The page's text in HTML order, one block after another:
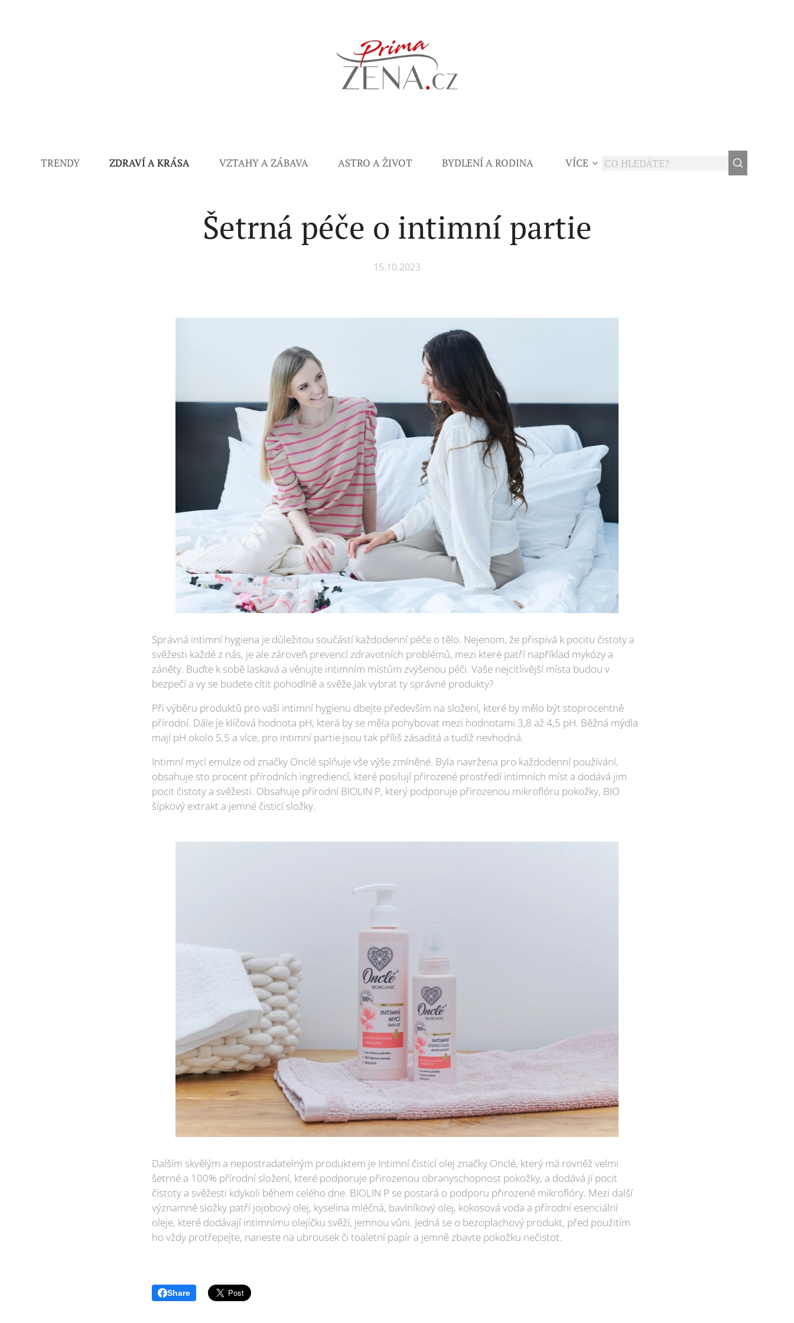
TRENDY ZDRAVÍ A KRÁSA VZTAHY A ZÁBAVA ASTRO A ŽIVOT BYDLENÍ A RODINA VÍCE
Šetrná péče o intimní partie
15.10.2023
Správná intimní hygiena je důležitou součástí každodenní péče o tělo. Nejenom, že přispívá k pocitu čistoty a
svěžesti každé z nás, je ale zároveň prevencí zdravotních problémů, mezi které patří například mykózy a
záněty. Buďte k sobě laskavá a věnujte intimním místům zvýšenou péči. Vaše nejcitlivější místa budou v
bezpečí a vy se budete cítit pohodlně a svěže.Jak vybrat ty správné produkty?
Při výběru produktů pro vaši intimní hygienu dbejte především na složení, které by mělo být stoprocentně
přírodní. Dále je klíčová hodnota pH, která by se měla pohybovat mezi hodnotami 3,8 až 4,5 pH. Běžná mýdla
mají pH okolo 5,5 a více, pro intimní partie jsou tak příliš zásaditá a tudíž nevhodná.
Intimní mycí emulze od značky Onclé splňuje vše výše zmíněné. Byla navržena pro každodenní používání,
obsahuje sto procent přírodních ingrediencí, které posilují přirozené prostředí intimních míst a dodává jim
pocit čistoty a svěžesti. Obsahuje přírodní BIOLIN P, který podporuje přirozenou mikroflóru pokožky, BIO
šípkový extrakt a jemné čisticí složky.
Dalším skvělým a nepostradatelným produktem je Intimní čisticí olej značky Onclé, který má rovněž velmi
šetrné a 100% přírodní složení, které podporuje přirozenou obranyschopnost pokožky, a dodává jí pocit
čistoty a svěžesti kdykoli během celého dne. BIOLIN P se postará o podporu přirozené mikroflóry. Mezi další
významné složky patří jojobový olej, kyselina mléčná, bavlníkový olej, kokosová voda a přírodní esenciální
oleje, které dodávají intimnímu olejíčku svěží, jemnou vůni. Jedná se o bezoplachový produkt, před použitím
ho vždy protřepejte, naneste na ubrousek či toaletní papír a jemně zbavte pokožku nečistot.
Share